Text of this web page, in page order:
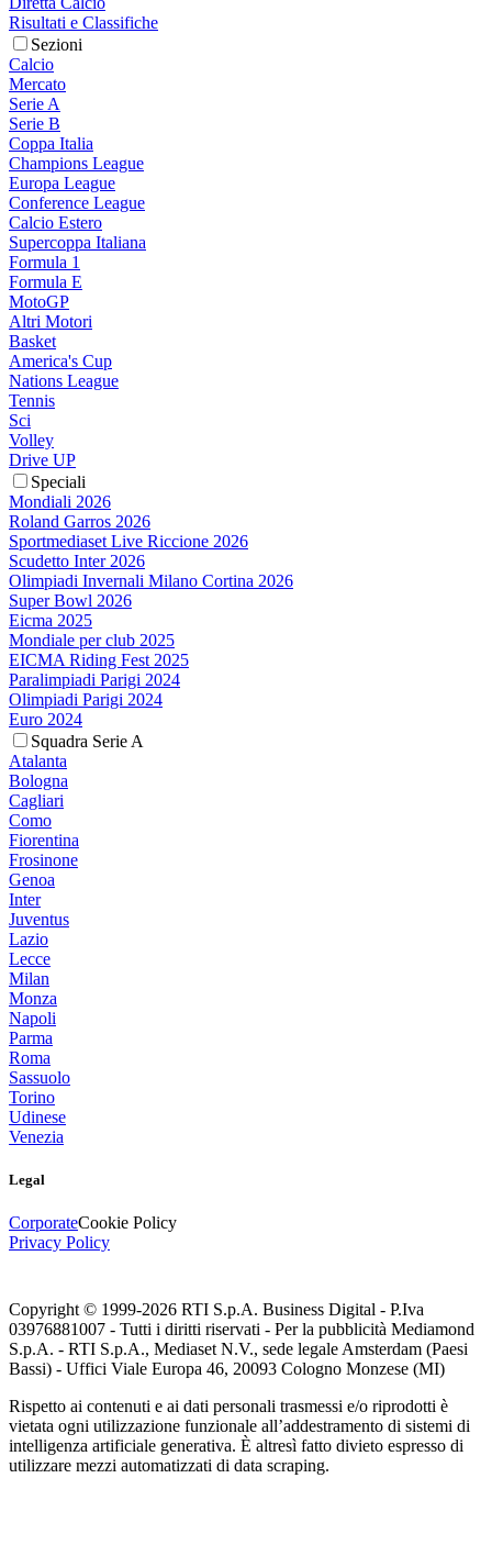
Risultati e Classifiche
Sezioni
Calcio
Mercato
Serie A
Serie B
Coppa Italia
Champions League
Europa League
Conference League
Calcio Estero
Supercoppa Italiana
Formula 1
Formula E
MotoGP
Altri Motori
Basket
America's Cup
Nations League
Tennis
Sci
Volley
Drive UP
Speciali
Mondiali 2026
Roland Garros 2026
Sportmediaset Live Riccione 2026
Scudetto Inter 2026
Olimpiadi Invernali Milano Cortina 2026
Super Bowl 2026
Eicma 2025
Mondiale per club 2025
EICMA Riding Fest 2025
Paralimpiadi Parigi 2024
Olimpiadi Parigi 2024
Euro 2024
Squadra Serie A
Atalanta
Bologna
Cagliari
Como
Fiorentina
Frosinone
Genoa
Inter
Juventus
Lazio
Lecce
Milan
Monza
Napoli
Parma
Roma
Sassuolo
Torino
Udinese
Venezia
Legal
CorporateCookie Policy
Privacy Policy
Copyright © 1999-2026 RTI S.p.A. Business Digital - P.Iva
03976881007 - Tutti i diritti riservati - Per la pubblicità Mediamond
S.p.A. - RTI S.p.A., Mediaset N.V., sede legale Amsterdam (Paesi
Bassi) - Uffici Viale Europa 46, 20093 Cologno Monzese (MI)
Rispetto ai contenuti e ai dati personali trasmessi e/o riprodotti è
vietata ogni utilizzazione funzionale all’addestramento di sistemi di
intelligenza artificiale generativa. È altresì fatto divieto espresso di
utilizzare mezzi automatizzati di data scraping.